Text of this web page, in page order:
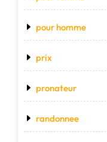
pour homme
prix
pronateur
randonnee